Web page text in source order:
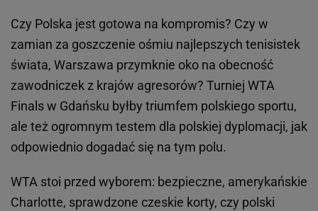
Czy Polska jest gotowa na kompromis? Czy w
zamian za goszczenie ośmiu najlepszych tenisistek
świata, Warszawa przymknie oko na obecność
zawodniczek z krajów agresorów? Turniej WTA
Finals w Gdańsku byłby triumfem polskiego sportu,
ale też ogromnym testem dla polskiej dyplomacji, jak
odpowiednio dogadać się na tym polu.
WTA stoi przed wyborem: bezpieczne, amerykańskie
Charlotte, sprawdzone czeskie korty, czy polski